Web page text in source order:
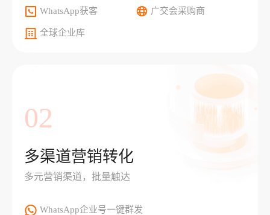
WhatsApp获客 广交会采购商
全球企业库
02
多渠道营销转化
多元营销渠道，批量触达
WhatsApp企业号一键群发